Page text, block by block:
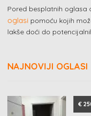
Pored besplatnih oglasa
oglasi pomoću kojih
lakše doći do
NAJNOVIJI OGLASI
€